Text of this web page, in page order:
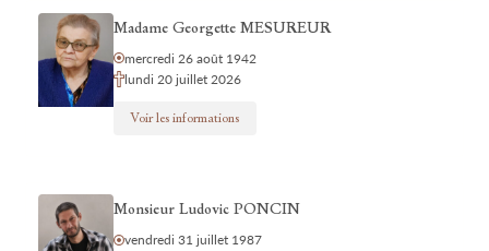
Madame Georgette MESUREUR
mercredi 26 août 1942
lundi 20 juillet 2026
Voir les informations
Monsieur Ludovic PONCIN
vendredi 31 juillet 1987